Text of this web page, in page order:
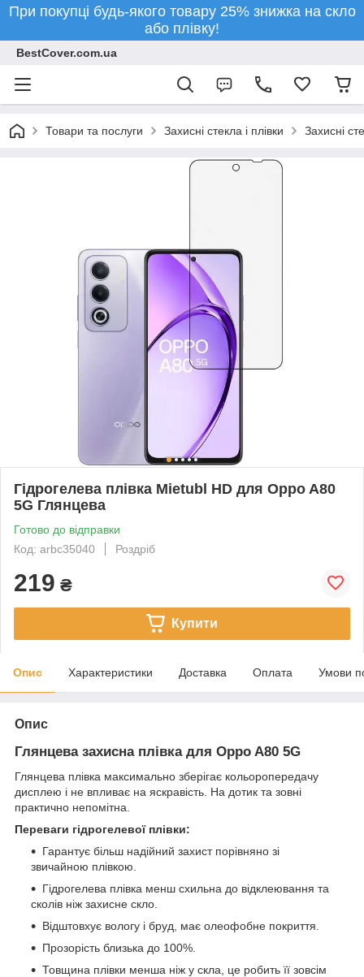
При покупці будь-якого товару 25% знижка на скло
або плівку!
BestCover.com.ua
Товари та послуги Захисні стекла і плівки Захисні
Гідрогелева плівка Mietubl HD для Oppo A80
5G Глянцева
Готово до відправки
Код: arbc35040
Роздріб
219 ₴
Купити
Опис Характеристики Доставка Оплата Умови
Опис
Глянцева захисна плівка для Oppo A80 5G
Глянцева плівка максимально зберігає кольоропередачу
дисплею і не впливає на яскравість. На дотик та зовні
практично непомітна.
Переваги гідрогелевої плівки:
Гарантує більш надійний захист порівняно зі
звичайною плівкою.
Гідрогелева плівка менш схильна до відклеювання та
сколів ніж захисне скло.
Відштовхує вологу і бруд, має олеофобне покриття.
Прозорість близька до 100%.
Товщина плівки менша ніж у скла, це робить її зовсім